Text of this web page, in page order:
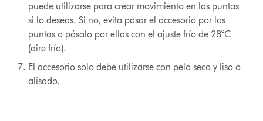
puede utilizarse para crear movimiento en las puntas
si lo deseas. Si no, evita pasar el accesorio por las
puntas o pásalo por ellas con el ajuste frío de 28°C
(aire frío).
El accesorio solo debe utilizarse con pelo seco y liso o
alisado.